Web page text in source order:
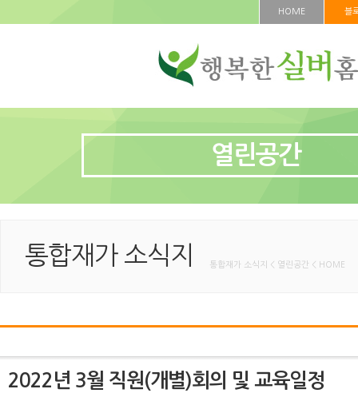
HOME 블
열린공간
통합재가 소식지 통합재가 소식지 < 열린공간 < HOME
2022년 3월 직원(개별)회의 및 교육일정